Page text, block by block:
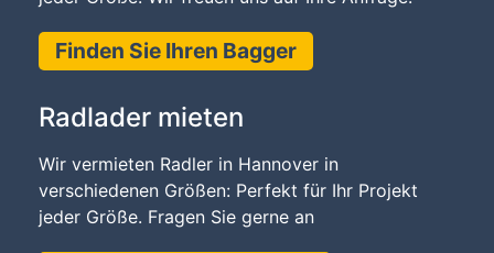
Finden Sie Ihren Bagger
Radlader mieten
Wir vermieten Radler in Hannover in
verschiedenen Größen: Perfekt für Ihr Projekt
jeder Größe. Fragen Sie gerne an